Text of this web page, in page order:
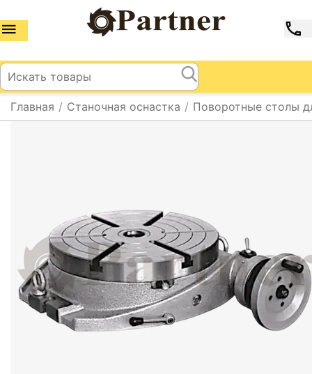
Главная / Станочная оснастка / Поворотные столы